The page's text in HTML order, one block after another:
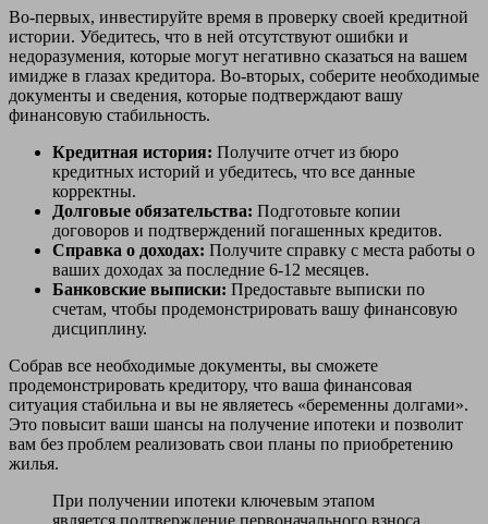
Во-первых, инвестируйте время в проверку своей кредитной
истории. Убедитесь, что в ней отсутствуют ошибки и
недоразумения, которые могут негативно сказаться на вашем
имидже в глазах кредитора. Во-вторых, соберите необходимые
документы и сведения, которые подтверждают вашу
финансовую стабильность.
Кредитная история: Получите отчет из бюро
кредитных историй и убедитесь, что все данные
корректны.
Долговые обязательства: Подготовьте копии
договоров и подтверждений погашенных кредитов.
Справка о доходах: Получите справку с места работы о
ваших доходах за последние 6-12 месяцев.
Банковские выписки: Предоставьте выписки по
счетам, чтобы продемонстрировать вашу финансовую
дисциплину.
Собрав все необходимые документы, вы сможете
продемонстрировать кредитору, что ваша финансовая
ситуация стабильна и вы не являетесь «беременны долгами».
Это повысит ваши шансы на получение ипотеки и позволит
вам без проблем реализовать свои планы по приобретению
жилья.
При получении ипотеки ключевым этапом
является подтверждение первоначального взноса.